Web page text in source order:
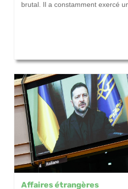
brutal. Il a constamment exercé
Affaires étrangères